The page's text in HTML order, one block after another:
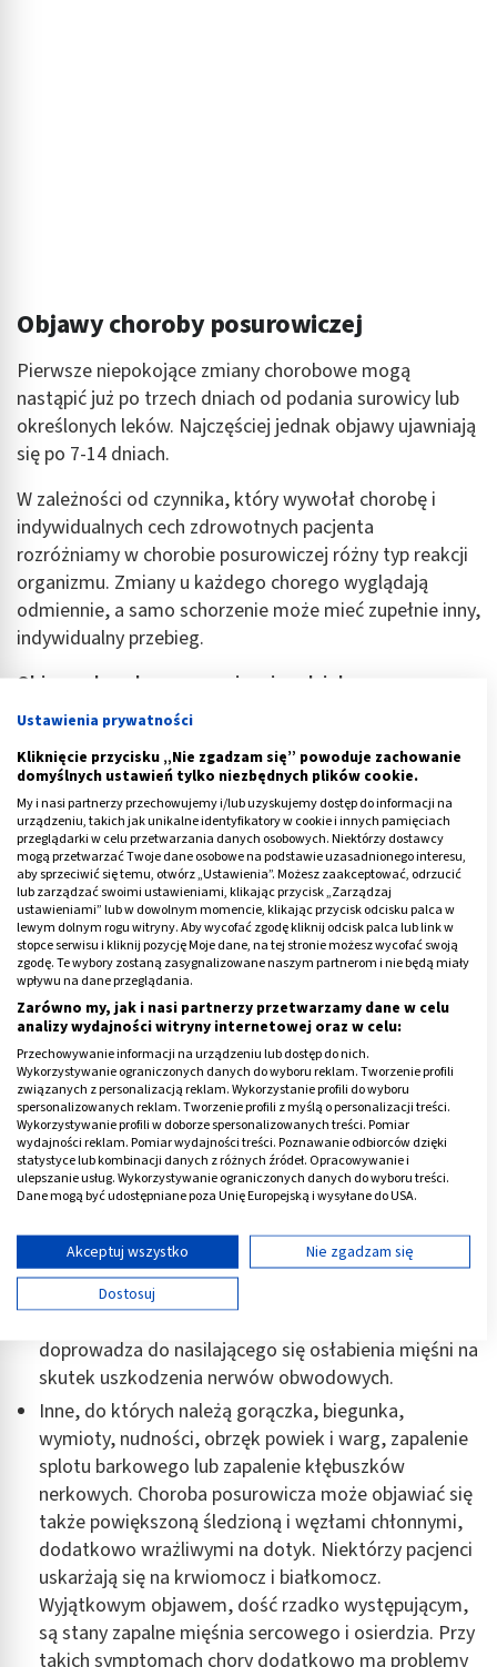
Objawy choroby posurowiczej
Pierwsze niepokojące zmiany chorobowe mogą
nastąpić już po trzech dniach od podania surowicy lub
określonych leków. Najczęściej jednak objawy ujawniają
się po 7-14 dniach.
W zależności od czynnika, który wywołał chorobę i
indywidualnych cech zdrowotnych pacjenta
rozróżniamy w chorobie posurowiczej różny typ reakcji
organizmu. Zmiany u każdego chorego wyglądają
odmiennie, a samo schorzenie może mieć zupełnie inny,
indywidualny przebieg.
Objawy choroby posurowiczej podzielone są na
cztery główne kategorie:
Skórne, takie jakpokrzywka, grudki, czy wysypka
plamisto-rumieniowa. W pierwszej fazie rozwoju
choroby zmiany na skórze mogą pojawiać się tylko w
jednym określonym miejscu, na przykład wkłucia. W
wielu przypadkach rozprzestrzeniają się także po
całym ciele.Pokrzywka typu choroby posurowiczej
jest często mocno swędząca i pojawia się
symetrycznie po obu stronach ciała.Zmiany i bąble
pokrywają nie tylko skórę, ale także błony śluzowe,
powodując nieżyt nosa lub krtani.
Stawowo-mięśniowe, takie jak obrzęk i
zaczerwienienie w okolicach stawów (najczęściej
tych drobnych na stopach i rękach), ogólne odczucie
bolesności całego ciała połączone ze złym
samopoczuciem, bóle mięśni i brzucha (typu
skurczowego).
Neurologiczne, takie jak zaburzenia widzenia, które
pojawiają się najczęściej jako zapalenie nerwu
wzrokowego, stany zapalne opon mózgowych,
zapalenie nerwów obwodowych. Niepożądanym
doprowadza do nasilającego się osłabienia mięśni na
skutek uszkodzenia nerwów obwodowych.
Inne, do których należą gorączka, biegunka,
wymioty, nudności, obrzęk powiek i warg, zapalenie
splotu barkowego lub zapalenie kłębuszków
nerkowych. Choroba posurowicza może objawiać się
także powiększoną śledzioną i węzłami chłonnymi,
dodatkowo wrażliwymi na dotyk. Niektórzy pacjenci
uskarżają się na krwiomocz i białkomocz.
Wyjątkowym objawem, dość rzadko występującym,
są stany zapalne mięśnia sercowego i osierdzia. Przy
takich symptomach chory dodatkowo ma problemy
Ustawienia prywatności
Kliknięcie przycisku „Nie zgadzam się” powoduje zachowanie
domyślnych ustawień tylko niezbędnych plików cookie.
My i nasi partnerzy przechowujemy i/lub uzyskujemy dostęp do informacji na
urządzeniu, takich jak unikalne identyfikatory w cookie i innych pamięciach
przeglądarki w celu przetwarzania danych osobowych. Niektórzy dostawcy
mogą przetwarzać Twoje dane osobowe na podstawie uzasadnionego interesu,
aby sprzeciwić się temu, otwórz „Ustawienia”. Możesz zaakceptować, odrzucić
lub zarządzać swoimi ustawieniami, klikając przycisk „Zarządzaj
ustawieniami” lub w dowolnym momencie, klikając przycisk odcisku palca w
lewym dolnym rogu witryny. Aby wycofać zgodę kliknij odcisk palca lub link w
stopce serwisu i kliknij pozycję Moje dane, na tej stronie możesz wycofać swoją
zgodę. Te wybory zostaną zasygnalizowane naszym partnerom i nie będą miały
wpływu na dane przeglądania.
Zarówno my, jak i nasi partnerzy przetwarzamy dane w celu
analizy wydajności witryny internetowej oraz w celu:
Przechowywanie informacji na urządzeniu lub dostęp do nich.
Wykorzystywanie ograniczonych danych do wyboru reklam. Tworzenie profili
związanych z personalizacją reklam. Wykorzystanie profili do wyboru
spersonalizowanych reklam. Tworzenie profili z myślą o personalizacji treści.
Wykorzystywanie profili w doborze spersonalizowanych treści. Pomiar
wydajności reklam. Pomiar wydajności treści. Poznawanie odbiorców dzięki
statystyce lub kombinacji danych z różnych źródeł. Opracowywanie i
ulepszanie usług. Wykorzystywanie ograniczonych danych do wyboru treści.
Dane mogą być udostępniane poza Unię Europejską i wysyłane do USA.
Wyświetl listę partnerów (11 dostawców IAB)
Używamy Twoich danych w następujących celach:
Cele przetwarzania IAB:
Przechowywanie informacji na urządzeniu lub
dostęp do nich
Wykorzystywanie ograniczonych danych do
wyboru reklam
Tworzenie profili w celu spersonalizowanych
reklam
Wykorzystanie profili do wyboru
spersonalizowanych reklam
Tworzenie profili w celu personalizacji treści
Wykorzystywanie profili w celu doboru
spersonalizowanych treści
Akceptuj wszystko
Nie zgadzam się
Dostosuj